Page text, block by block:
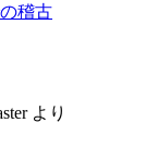
稽古
より